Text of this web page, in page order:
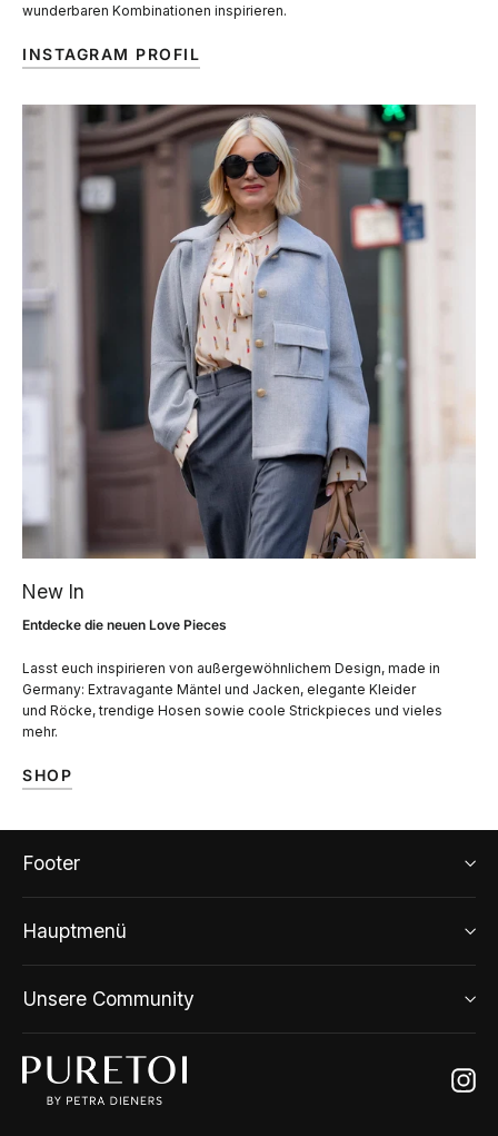
wunderbaren Kombinationen inspirieren.
INSTAGRAM PROFIL
New In
Entdecke die neuen Love Pieces
Lasst euch inspirieren von außergewöhnlichem Design, made in
Germany: Extravagante Mäntel und Jacken, elegante Kleider
und Röcke, trendige Hosen sowie coole Strickpieces und vieles
mehr.
SHOP
Footer
Hauptmenü
Unsere Community